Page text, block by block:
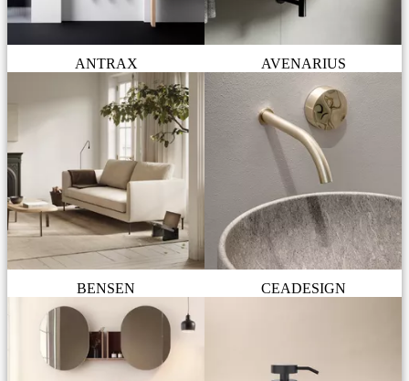
ANTRAX AVENARIUS
BENSEN CEADESIGN